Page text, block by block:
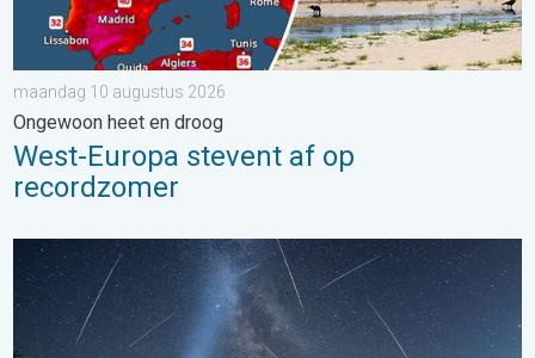
maandag 10 augustus 2026
Ongewoon heet en droog
West-Europa stevent af op
recordzomer
De tijd van de vallende sterren begint. Hoogtepunt in